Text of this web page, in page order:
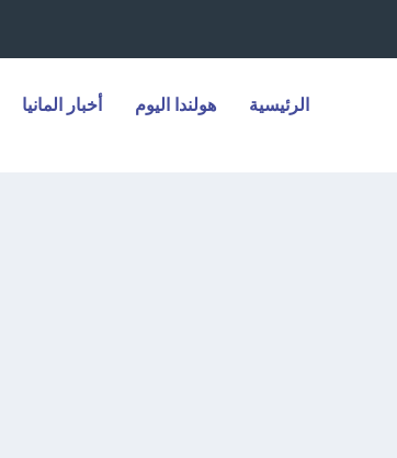
الرئيسية هولندا اليوم أخبار المانيا